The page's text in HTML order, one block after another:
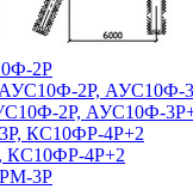
2Р
2Р, АУС10Ф-
КС10ФР-4Р+2